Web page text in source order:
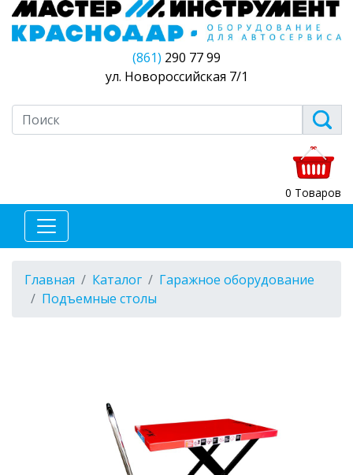
(861) 290 77 99
ул. Новороссийская 7/1
0 Товаров
Главная Каталог
Гаражное оборудование
Подъемные столы